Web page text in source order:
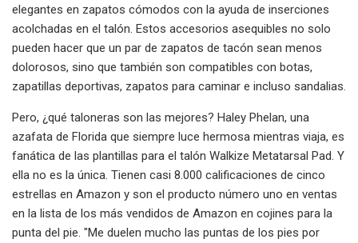
elegantes en zapatos cómodos con la ayuda de inserciones
acolchadas en el talón. Estos accesorios asequibles no solo
pueden hacer que un par de zapatos de tacón sean menos
dolorosos, sino que también son compatibles con botas,
zapatillas deportivas, zapatos para caminar e incluso sandalias.
Pero, ¿qué taloneras son las mejores? Haley Phelan, una
azafata de Florida que siempre luce hermosa mientras viaja, es
fanática de las plantillas para el talón Walkize Metatarsal Pad. Y
ella no es la única. Tienen casi 8.000 calificaciones de cinco
estrellas en Amazon y son el producto número uno en ventas
en la lista de los más vendidos de Amazon en cojines para la
punta del pie. "Me duelen mucho las puntas de los pies por